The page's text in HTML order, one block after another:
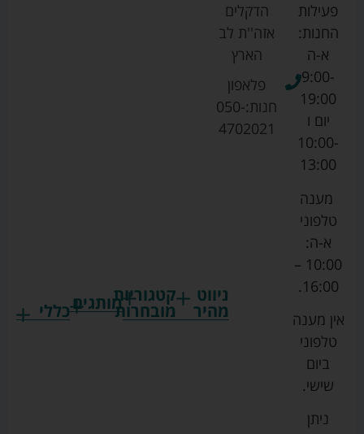
ניווט
מהיר
קטגוריות
מובחרותמותגים
גרקו
כללי
הדקלים
אזה''ת לב
הארץ
פלאפון
חנות:050-
4702021
פעילות
החנות:
א-ה
9:00-
19:00
יום ו
10:00-
13:00
מענה
טלפוני
א-ה:
10:00 –
16:00.
אין מענה
טלפוני
ביום
שישי.
ניתן